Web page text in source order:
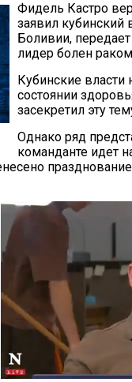
Фидель Кастро
заявил кубинский
Боливии,
лидер болен
Кубинские
состоянии
засекретил эту
Однако ряд
команданте идет